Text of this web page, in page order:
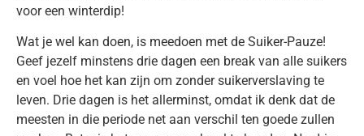
voor een winterdip!
Wat je wel kan doen, is meedoen met de Suiker-Pauze!
Geef jezelf minstens drie dagen een break van alle suikers
en voel hoe het kan zijn om zonder suikerverslaving te
leven. Drie dagen is het allerminst, omdat ik denk dat de
meesten in die periode net aan verschil ten goede zullen